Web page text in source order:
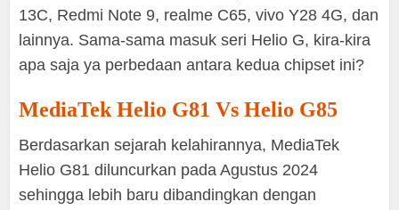
13C, Redmi Note 9, realme C65, vivo Y28 4G, dan
lainnya. Sama-sama masuk seri Helio G, kira-kira
apa saja ya perbedaan antara kedua chipset ini?
MediaTek Helio G81 Vs Helio G85
Berdasarkan sejarah kelahirannya, MediaTek
Helio G81 diluncurkan pada Agustus 2024
sehingga lebih baru dibandingkan dengan